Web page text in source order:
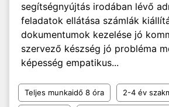
segítségnyújtás irodában lévő
feladatok ellátása számlák
dokumentumok kezelése jó
szervező készség jó probléma
képesség empatikus...
Teljes munkaidő 8 óra 2-4 év